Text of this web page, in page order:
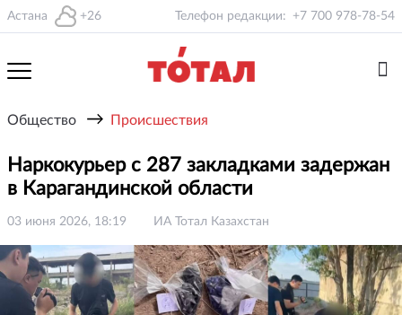
Астана +26 Телефон редакции: +7 700 978-78-54
Общество → Происшествия
Наркокурьер с 287 закладками задержан
в Карагандинской области
03 июня 2026, 18:19 ИА Тотал Казахстан